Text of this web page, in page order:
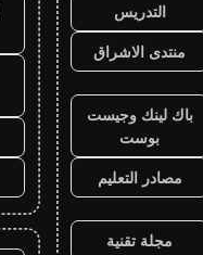
التدريس
منتدى الاشراق
باك لينك وجيست
بوست
مصادر التعليم
مجلة تقنية